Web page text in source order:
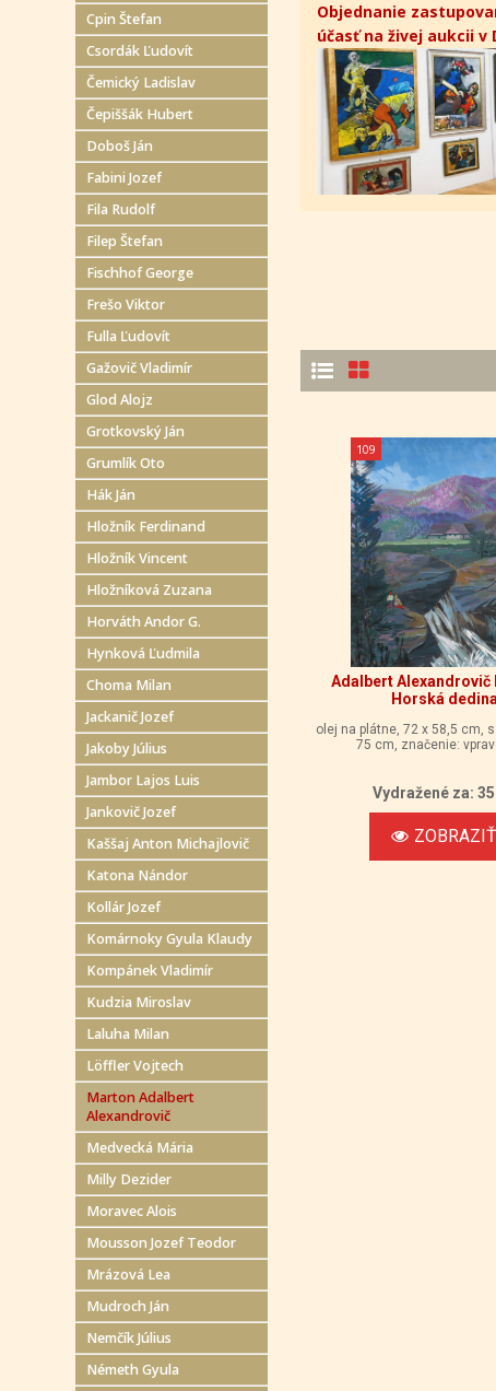
Cpin Štefan
Csordák Ľudovít
Čemický Ladislav
Čepiššák Hubert
Doboš Ján
Fabini Jozef
Fila Rudolf
Filep Štefan
Fischhof George
Frešo Viktor
Fulla Ľudovít
Gažovič Vladimír
Glod Alojz
Grotkovský Ján
Grumlík Oto
Hák Ján
Hložník Ferdinand
Hložník Vincent
Hložníková Zuzana
Horváth Andor G.
Hynková Ľudmila
Choma Milan
Jackanič Jozef
Jakoby Július
Jambor Lajos Luis
Jankovič Jozef
Kaššaj Anton Michajlovič
Katona Nándor
Kollár Jozef
Komárnoky Gyula Klaudy
Kompánek Vladimír
Kudzia Miroslav
Laluha Milan
Löffler Vojtech
Marton Adalbert
Alexandrovič
Medvecká Mária
Milly Dezider
Moravec Alois
Mousson Jozef Teodor
Mrázová Lea
Mudroch Ján
Nemčík Július
Németh Gyula
Objednanie
účasť na živej aukcii v
109
Adalbert Alexandrovič
Horská
olej na plátne, 72 x 58,5 cm,
75 cm, značenie:
Vydražené za:
ZOBRAZIŤ